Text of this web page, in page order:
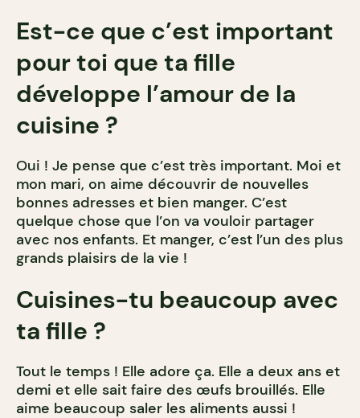
Est-ce que c’est important
pour toi que ta fille
développe l’amour de la
cuisine ?
Oui ! Je pense que c’est très important. Moi et
mon mari, on aime découvrir de nouvelles
bonnes adresses et bien manger. C’est
quelque chose que l’on va vouloir partager
avec nos enfants. Et manger, c’est l’un des plus
grands plaisirs de la vie !
Cuisines-tu beaucoup avec
ta fille ?
Tout le temps ! Elle adore ça. Elle a deux ans et
demi et elle sait faire des œufs brouillés. Elle
aime beaucoup saler les aliments aussi !